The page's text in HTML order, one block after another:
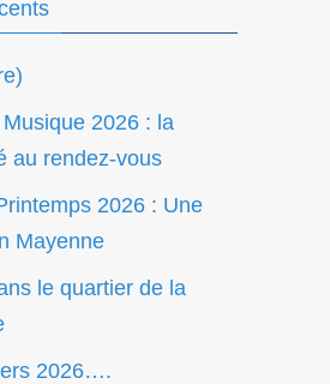
2026 : la
au rendez-vous
2026 : Une
Mayenne
le quartier de la
2026….